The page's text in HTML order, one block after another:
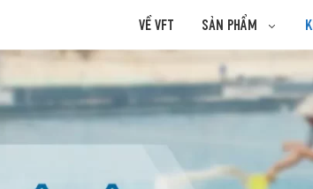
VỀ VFT SẢN PHẨM